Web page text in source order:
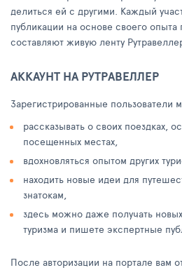
делиться ей с другими. Каждый
публикации на основе своего опыта
составляют живую ленту
АККАУНТ НА РУТРАВЕЛЛЕР
Зарегистрированные пользователи
рассказывать о своих поездках,
посещенных местах,
вдохновляться опытом других
находить новые идеи для
знатокам,
здесь можно даже получать
туризма и пишете экспертные
После авторизации на портале вам